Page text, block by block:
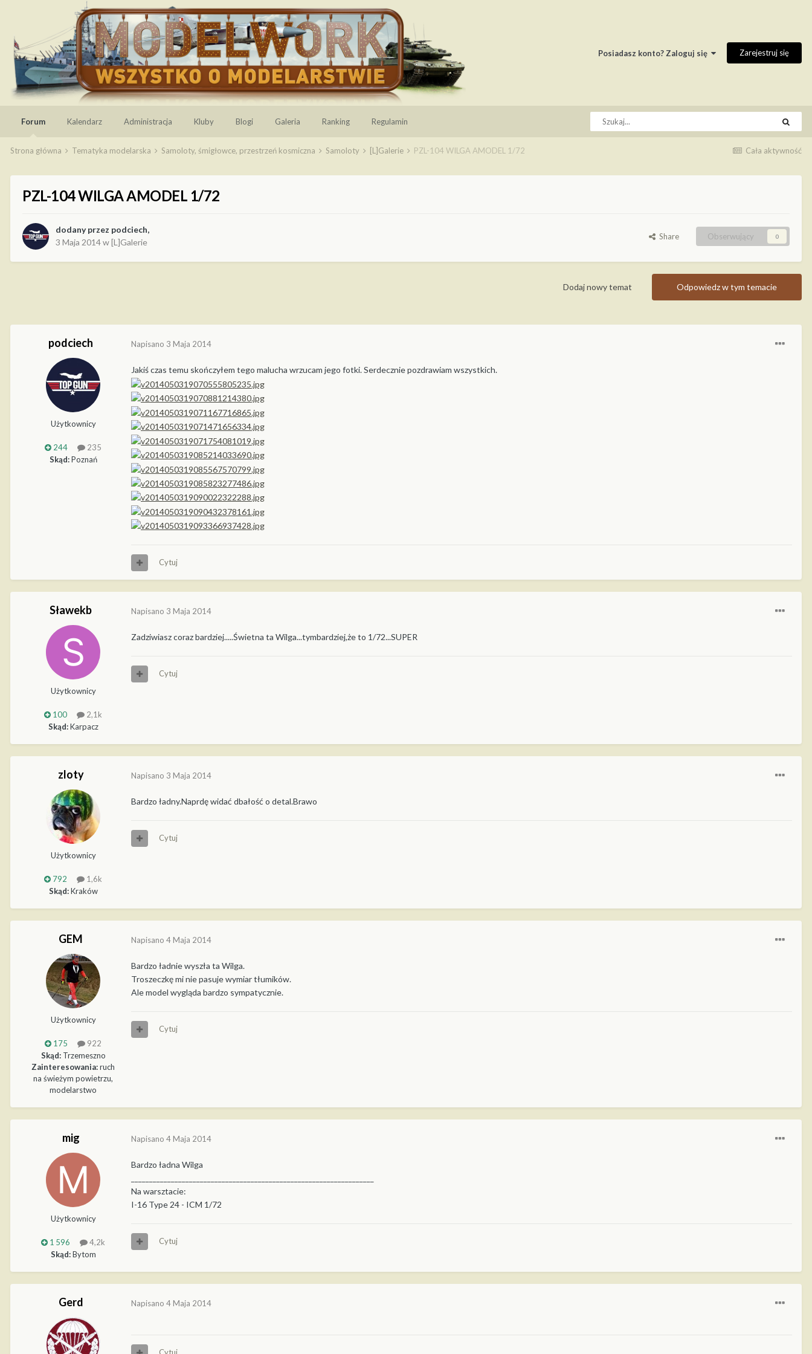
Posiadasz konto? Zaloguj się Zarejestruj się
Forum Kalendarz Administracja Kluby Blogi Galeria Ranking Regulamin
Cała aktywność
Strona główna Tematyka modelarska Samoloty, śmigłowce, przestrzeń kosmiczna Samoloty [L]Galerie PZL-104 WILGA AMODEL 1/72
PZL-104 WILGA AMODEL 1/72
dodany przez podciech,
3 Maja 2014w[L]Galerie
Share Obserwujący 0
Odpowiedz w tym temacie
Dodaj nowy temat
podciech
Użytkownicy
244
235
Skąd:Poznań
Napisano 3 Maja 2014
Jakiś czas temu skończyłem tego malucha wrzucam jego fotki. Serdecznie pozdrawiam wszystkich.
Cytuj
Sławekb
Użytkownicy
100
2,1k
Skąd:Karpacz
Napisano 3 Maja 2014
Zadziwiasz coraz bardziej.....Świetna ta Wilga...tymbardziej,że to 1/72...SUPER
Cytuj
zloty
Użytkownicy
792
1,6k
Skąd:Kraków
Napisano 3 Maja 2014
Bardzo ładny.Naprdę widać dbałość o detal.Brawo
Cytuj
GEM
Użytkownicy
175
922
Skąd:Trzemeszno
Zainteresowania:ruch
na świeżym powietrzu,
modelarstwo
Napisano 4 Maja 2014
Bardzo ładnie wyszła ta Wilga.
Troszeczkę mi nie pasuje wymiar tłumików.
Ale model wygląda bardzo sympatycznie.
Cytuj
mig
Użytkownicy
1 596
4,2k
Skąd:Bytom
Napisano 4 Maja 2014
Bardzo ładna Wilga
Na warsztacie:
I-16 Type 24 - ICM 1/72
Cytuj
Gerd Napisano 4 Maja 2014